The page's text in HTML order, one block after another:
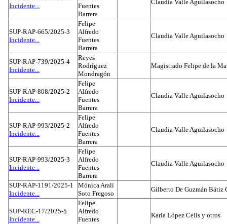
Incidente...
Fuentes
Barrera
Claudia Valle Aguilasocho
SUP-RAP-665/2025-3
Incidente...
Felipe
Alfredo
Fuentes
Barrera
Claudia Valle Aguilasocho
SUP-RAP-739/2025-4
Incidente...
Reyes
Rodríguez
Mondragón
Magistrado Felipe de la
SUP-RAP-808/2025-2
Incidente...
Felipe
Alfredo
Fuentes
Barrera
Claudia Valle Aguilasocho
SUP-RAP-993/2025-2
Incidente...
Felipe
Alfredo
Fuentes
Barrera
Claudia Valle Aguilasocho
SUP-RAP-993/2025-3
Incidente...
Felipe
Alfredo
Fuentes
Barrera
Claudia Valle Aguilasocho
SUP-RAP-1191/2025-1
Incidente...
Mónica Aralí
Soto Fregoso
Gilberto De Guzmán Bátiz
SUP-REC-17/2025-5
Incidente...
Felipe
Alfredo
Fuentes
Karla López Celis y otros